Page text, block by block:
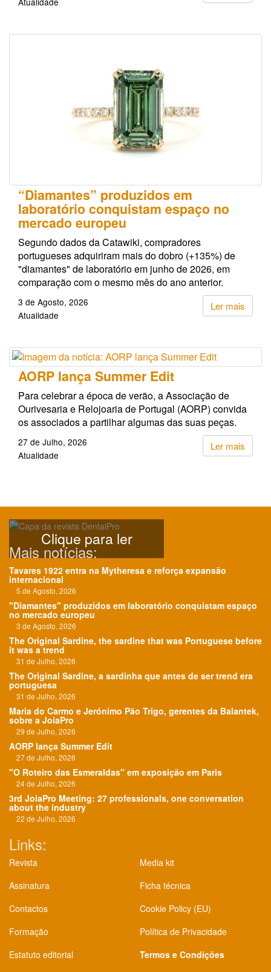
“Diamantes” produzidos em
laboratório conquistam espaço no
mercado europeu
Segundo dados da Catawiki, compradores
portugueses adquiriram mais do dobro (+135%) de
"diamantes" de laboratório em junho de 2026, em
comparação com o mesmo mês do ano anterior.
Ler mais
3 de Agosto, 2026
Atualidade
AORP lança Summer Edit
Para celebrar a época de verão, a Associação de
Ourivesaria e Relojoaria de Portugal (AORP) convida
os associados a partilhar algumas das suas peças.
Ler mais
27 de Julho, 2026
Atualidade
Clique para ler
Mais notícias:
Tavares 1922 entra na Mytheresa e reforça expansão
internacional
5 de Agosto, 2026
"Diamantes" produzidos em laboratório conquistam espaço
no mercado europeu
3 de Agosto, 2026
The Original Sardine, the sardine that was Portuguese before
it was a trend
31 de Julho, 2026
The Original Sardine, a sardinha que antes de ser trend era
portuguesa
31 de Julho, 2026
Maria do Carmo e Jerónimo Pão Trigo, gerentes da Balantek,
sobre a JoiaPro
29 de Julho, 2026
AORP lança Summer Edit
27 de Julho, 2026
"O Roteiro das Esmeraldas" em exposição em Paris
24 de Julho, 2026
3rd JoiaPro Meeting: 27 professionals, one conversation
about the industry
22 de Julho, 2026
Links:
Revista
Assinatura
Contactos
Formação
Estatuto editorial
Media kit
Ficha técnica
Cookie Policy (EU)
Política de Privacidade
Termos e Condições